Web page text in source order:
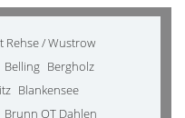
Rehse / Wustrow
Belling Bergholz
Blankensee
Brunn OT Dahlen